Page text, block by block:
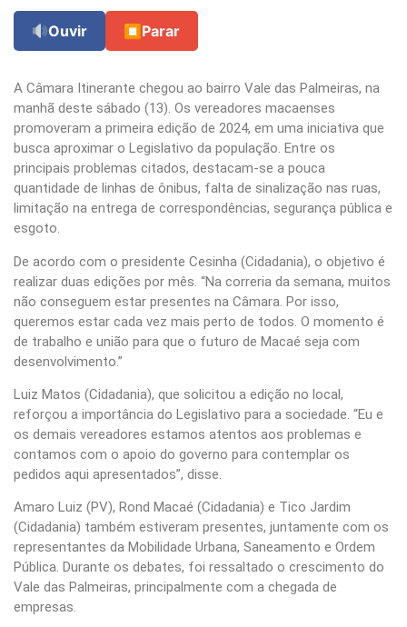
Ouvir ⏹ Parar
A Câmara Itinerante chegou ao bairro Vale das Palmeiras, na
manhã deste sábado (13). Os vereadores macaenses
promoveram a primeira edição de 2024, em uma iniciativa que
busca aproximar o Legislativo da população. Entre os
principais problemas citados, destacam-se a pouca
quantidade de linhas de ônibus, falta de sinalização nas ruas,
limitação na entrega de correspondências, segurança pública e
esgoto.
De acordo com o presidente Cesinha (Cidadania), o objetivo é
realizar duas edições por mês. “Na correria da semana, muitos
não conseguem estar presentes na Câmara. Por isso,
queremos estar cada vez mais perto de todos. O momento é
de trabalho e união para que o futuro de Macaé seja com
desenvolvimento.”
Luiz Matos (Cidadania), que solicitou a edição no local,
reforçou a importância do Legislativo para a sociedade. “Eu e
os demais vereadores estamos atentos aos problemas e
contamos com o apoio do governo para contemplar os
pedidos aqui apresentados”, disse.
Amaro Luiz (PV), Rond Macaé (Cidadania) e Tico Jardim
(Cidadania) também estiveram presentes, juntamente com os
representantes da Mobilidade Urbana, Saneamento e Ordem
Pública. Durante os debates, foi ressaltado o crescimento do
Vale das Palmeiras, principalmente com a chegada de
empresas.